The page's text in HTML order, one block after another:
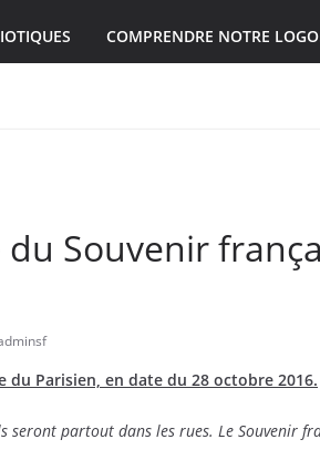
COMPRENDRE NOTRE
Souvenir
du Parisien, en date du 28 octobre 2016.
seront partout dans les rues. Le Souvenir